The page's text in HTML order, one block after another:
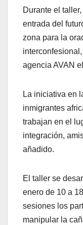
Durante el
entrada del
zona para la
agencia AVAN
La iniciativa en
inmigrantes
trabajan en el
integración,
añadido.
El taller se
enero de 10 a
sesiones los
manipular la